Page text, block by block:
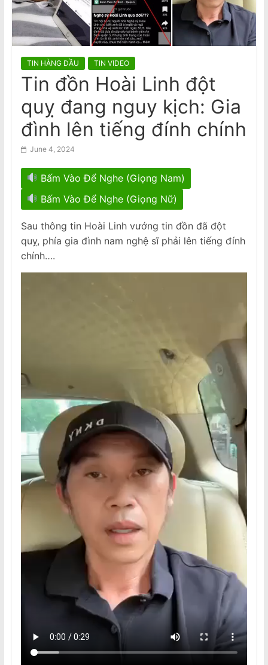
a
m
s
N
e
w
s
p
a
p
e
r
VIDEO: Cú bắt tay của hai biểu
tượng nhạc pop Madonna và Kylie
Minogue
TIN HÀNG ĐẦU TIN VIDEO
Tin đồn Hoài Linh đột
quỵ đang nguy kịch: Gia
đình lên tiếng đính chính
June 4, 2024
Bấm Vào Để Nghe (Giọng Nam)
Bấm Vào Để Nghe (Giọng Nữ)
Sau thông tin Hoài Linh vướng tin đồn đã đột
quỵ, phía gia đình nam nghệ sĩ phải lên tiếng đính
chính….